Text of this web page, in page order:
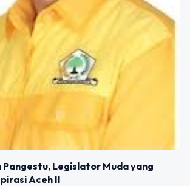
Pangestu, Legislator Muda yang
Aceh II